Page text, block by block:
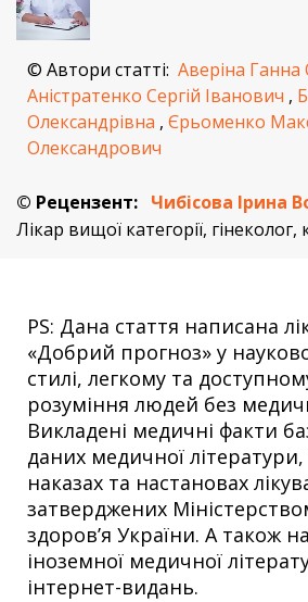
© Автори статті: Аверіна Ганна
Аністратенко Сергій Іванович ,
Олександрівна , Єрьоменко
Олександрович
© Рецензент: Чибісова Ірина
Лікар вищої категорії, гінеколог,
PS: Дана стаття написана
«Добрий прогноз» у
стилі, легкому та
розуміння людей без
Викладені медичні факти
даних медичної
наказах та настановах
затверджених
здоров’я України. А також
іноземної медичної
інтернет-видань.